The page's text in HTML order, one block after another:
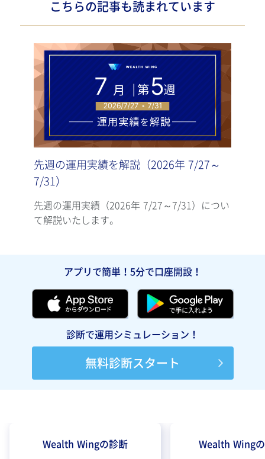
こちらの記事も読まれています
先週の運用実績を解説（2026年 7/27～
7/31）
先週の運用実績（2026年 7/27～7/31）につい
て解説いたします。
アプリで簡単！5分で口座開設！
診断で運用シミュレーション！
無料診断スタート
Wealth Wingの診断 Wealth Wing